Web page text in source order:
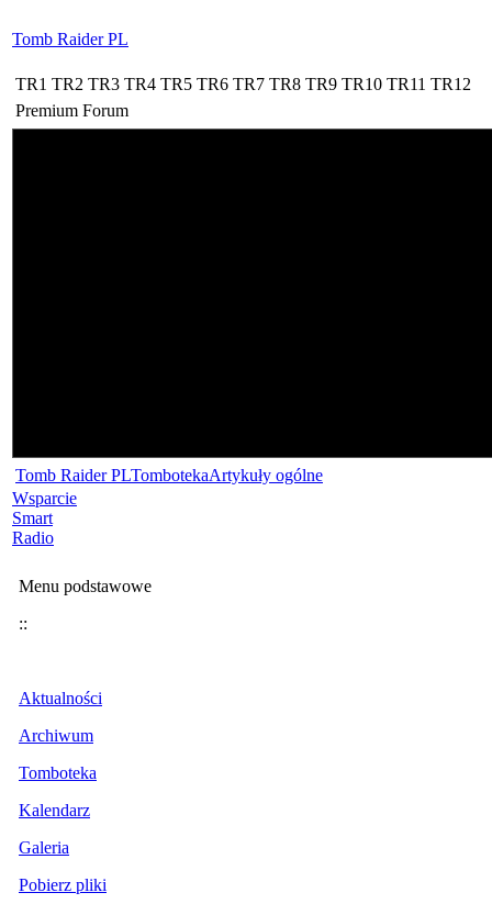
Tomb Raider PL
TR1 TR2 TR3 TR4 TR5 TR6 TR7 TR8 TR9 TR10 TR11 TR12
Premium Forum
Tomb Raider PLTombotekaArtykuły ogólne
Wsparcie
Smart
Radio
Menu podstawowe
::
Aktualności
Archiwum
Tomboteka
Kalendarz
Galeria
Pobierz pliki